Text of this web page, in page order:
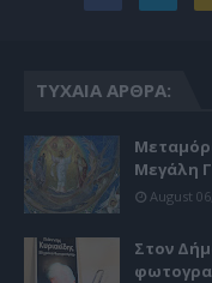
ΤΥΧΑΊΑ ΆΡΘΡΑ:
Μεγάλη
August
Στον